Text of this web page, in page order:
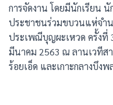
การจัดงาน โดยมีนักเรียน
ประชาชนร่วมขบวนแห่จำ
ประเพณีบุญผะเหวด ครั้งที่
มีนาคม 2563 ณ ลานเวทีส
ร้อยเอ็ด และเกาะกลางบึง